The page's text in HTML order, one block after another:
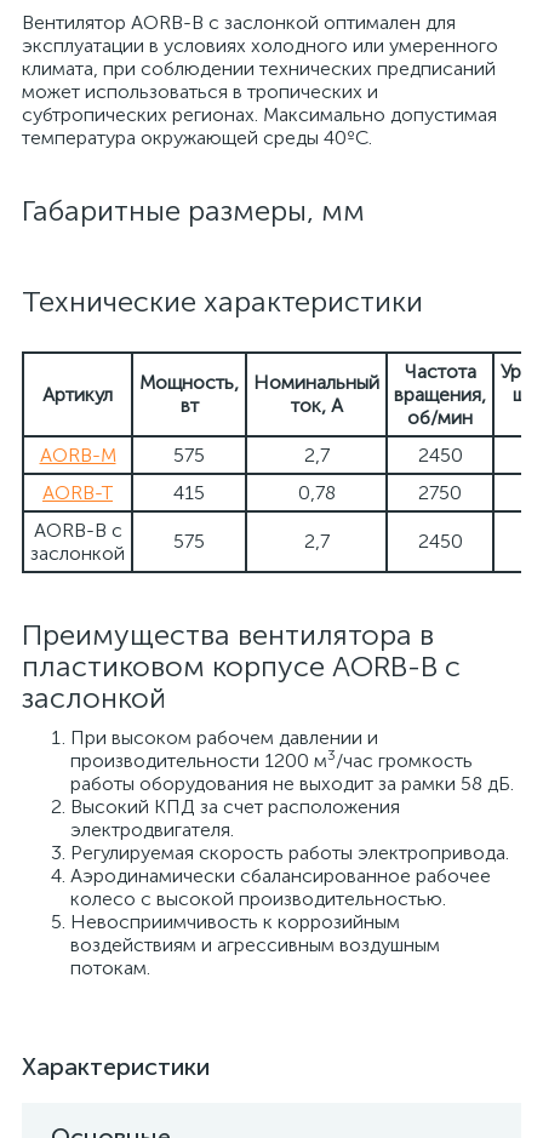
Вентилятор AORB-B с заслонкой оптимален для
эксплуатации в условиях холодного или умеренного
климата, при соблюдении технических предписаний
может использоваться в тропических и
субтропических регионах. Максимально допустимая
температура окружающей среды 40ºC.
Габаритные размеры, мм
Технические характеристики
Артикул
Мощность,
вт
Номинальный
ток, А
Частота
вращения,
об/мин
AORB-M
575 2,7 2450
AORB-T
415 0,78 2750
AORB-B с
заслонкой
575 2,7 2450
Преимущества вентилятора в
пластиковом корпусе AORB-B с
заслонкой
При высоком рабочем давлении и
производительности 1200 м3/час громкость
работы оборудования не выходит за рамки 58 дБ.
Высокий КПД за счет расположения
электродвигателя.
Регулируемая скорость работы электропривода.
Аэродинамически сбалансированное рабочее
колесо с высокой производительностью.
Невосприимчивость к коррозийным
воздействиям и агрессивным воздушным
потокам.
Характеристики